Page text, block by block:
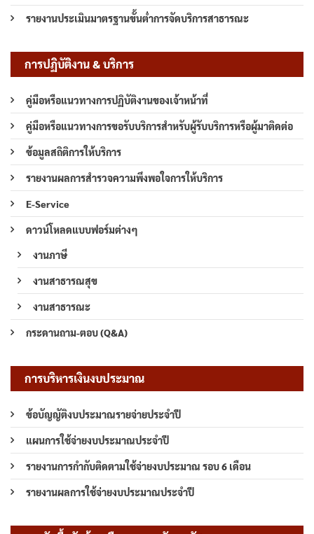
รายงานประเมินมาตรฐานขั้นต่ำการจัดบริการสาธารณะ
การปฏิบัติงาน & บริการ
คู่มือหรือแนวทางการปฏิบัติงานของเจ้าหน้าที่
คู่มือหรือแนวทางการขอรับบริการสำหรับผู้รับบริการหรือผู้มาติดต่อ
ข้อมูลสถิติการให้บริการ
รายงานผลการสำรวจความพึงพอใจการให้บริการ
E-Service
ดาวน์โหลดแบบฟอร์มต่างๆ
งานภาษี
งานสาธารณสุข
งานสาธารณะ
กระดานถาม-ตอบ (Q&A)
การบริหารเงินงบประมาณ
ข้อบัญญัติงบประมาณรายจ่ายประจำปี
แผนการใช้จ่ายงบประมาณประจำปี
รายงานการกำกับติดตามใช้จ่ายงบประมาณ รอบ 6 เดือน
รายงานผลการใช้จ่ายงบประมาณประจำปี